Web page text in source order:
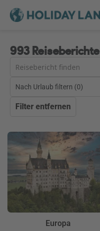
993 Reiseberichte
Nach Urlaub filtern (0)
Filter entfernen
Europa